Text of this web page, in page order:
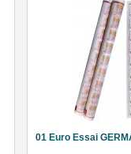
01 Euro Essai